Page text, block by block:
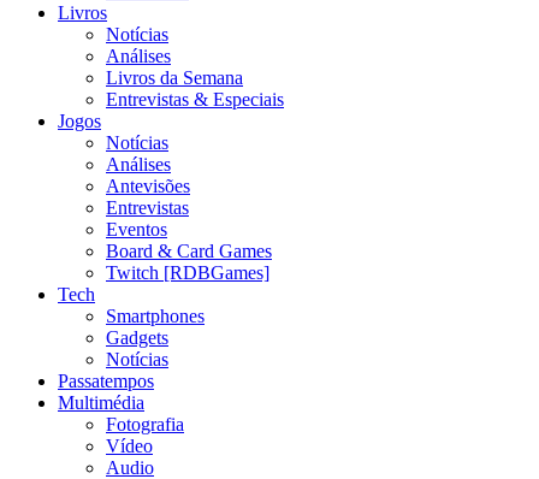
Livros
Notícias
Análises
Livros da Semana
Entrevistas & Especiais
Jogos
Notícias
Análises
Antevisões
Entrevistas
Eventos
Board & Card Games
Twitch [RDBGames]
Tech
Smartphones
Gadgets
Notícias
Passatempos
Multimédia
Fotografia
Vídeo
Audio